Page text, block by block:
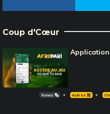
Coup d'Cœur
News 🗞️ Autres 🎽